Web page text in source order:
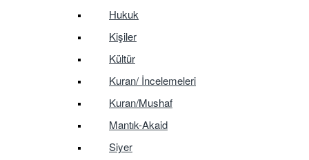
Hukuk
Kişiler
Kültür
Kuran/ İncelemeleri
Kuran/Mushaf
Mantık-Akaid
Siyer